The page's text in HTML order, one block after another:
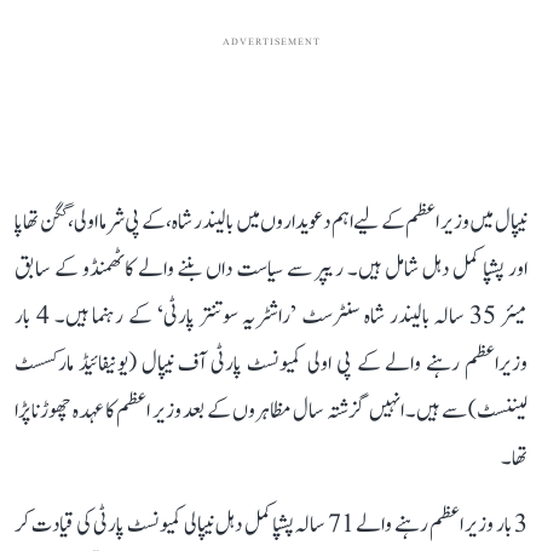
ADVERTISEMENT
نیپال میں وزیر اعظم کے لیے اہم دعویداروں میں بالیندر شاہ، کے پی شرما اولی، گگن تھاپا
اور پشپا کمل دہل شامل ہیں۔ ریپر سے سیاست داں بننے والے کاٹھمنڈو کے سابق
میئر 35 سالہ بالیندر شاہ سنٹرسٹ ’راشٹریہ سوتنتر پارٹی‘ کے رہنما ہیں۔ 4 بار
وزیراعظم رہنے والے کے پی اولی کمیونسٹ پارٹی آف نیپال (یونیفائیڈ مارکسسٹ
لیننسٹ) سے ہیں۔ انہیں گزشتہ سال مظاہروں کے بعد وزیر اعظم کا عہدہ چھوڑنا پڑا
تھا۔
3 بار وزیر اعظم رہنے والے 71 سالہ پشپا کمل دہل نیپالی کمیونسٹ پارٹی کی قیادت کر